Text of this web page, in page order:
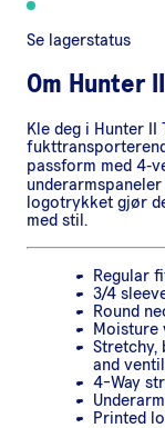
Se lagerstatus
Om Hunter
Kle deg i Hunter II
passform med
logotrykket gjør
med stil.
Regular
3/4
Round
Moisture
Stretchy,
and
4-Way
Printed